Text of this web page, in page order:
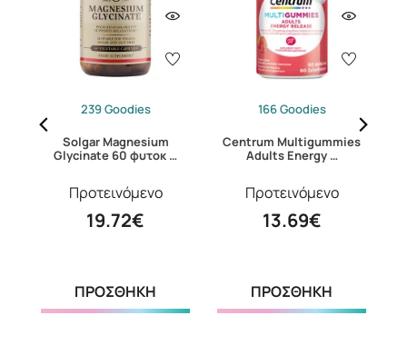
239 Goodies
Solgar Magnesium
Glycinate 60 φυτοκ …
Προτεινόμενο
19.72€
ΠΡΟΣΘΗΚΗ
166 Goodies
Centrum Multigummies
Adults Energy …
Προτεινόμενο
13.69€
ΠΡΟΣΘΗΚΗ